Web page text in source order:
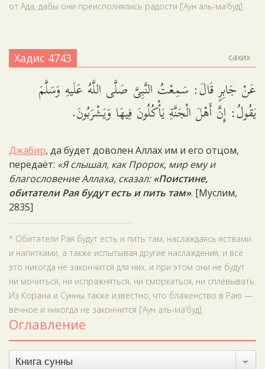
от Ада, дабы они преисполнялись радости [‘Аун аль-ма‘буд].
Хадис 4743 сахих
عَنْ جَابِرٍ قَالَ: سَمِعْتُ النَّبِىَّ صَلَّى اللَّهُ عَلَيهِ وَسَلَّمَ
يَقُولُ: إِنَّ أَهْلَ الْجَنَّةِ يَأْكُلُونَ فِيهَا وَيَشْرَبُونَ.
Джабир, да будет доволен Аллах им и его отцом,
передаёт: «Я слышал, как Пророк, мир ему и
благословение Аллаха, сказал:«Поистине,
обитатели Рая будут есть и пить там». [Муслим,
2835]
* Обитатели Рая будут есть и пить там, наслаждаясь яствами
и напитками, а также испытывая другие наслаждения, и всё
это никогда не закончится для них, и при этом они не будут
ни мочиться, ни испражняться, ни сморкаться, ни сплёвывать.
Из Корана и Сунны также известно, что блаженство в Раю —
вечное и никогда не закончится [‘Аун аль-ма‘буд].
Оглавление
Книга сунны